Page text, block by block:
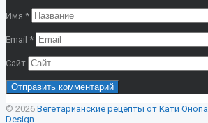
Имя *
Email *
Сайт
© 2026 Вегетарианские рецепты от Кати Онопа
Design